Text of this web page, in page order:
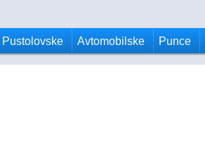
Pustolovske Avtomobilske Punce